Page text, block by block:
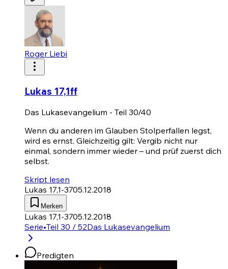
Roger Liebi
Lukas 17,1ff
Das Lukasevangelium - Teil 30/40
Wenn du anderen im Glauben Stolperfallen legst,
wird es ernst. Gleichzeitig gilt: Vergib nicht nur
einmal, sondern immer wieder – und prüf zuerst dich
selbst.
Skript lesen
Lukas 17,1-3705.12.2018
Merken
Lukas 17,1-3705.12.2018
Serie•Teil 30 / 52Das Lukasevangelium
Predigten